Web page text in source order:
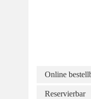
Online
Reservierbar